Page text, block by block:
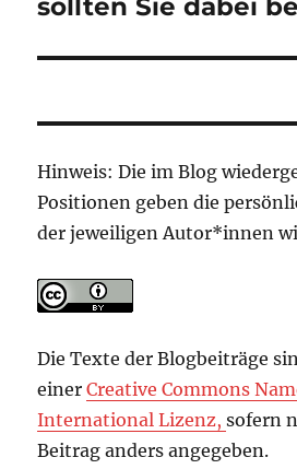
sollten Sie dabei
Hinweis: Die im Blog
Positionen geben die
der jeweiligen Autor*innen
Die Texte der Blogbeiträge
einerCreative Commons
International Lizenz,sofern
Beitrag anders angegeben.